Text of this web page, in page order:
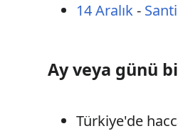
14 Aralık-
Ay veya günü
Türkiye'de